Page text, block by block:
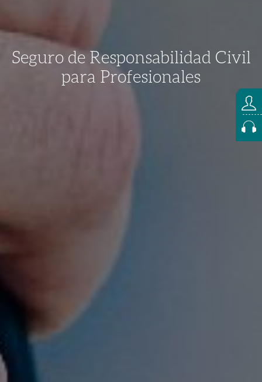
Seguro de Responsabilidad Civil
para Profesionales